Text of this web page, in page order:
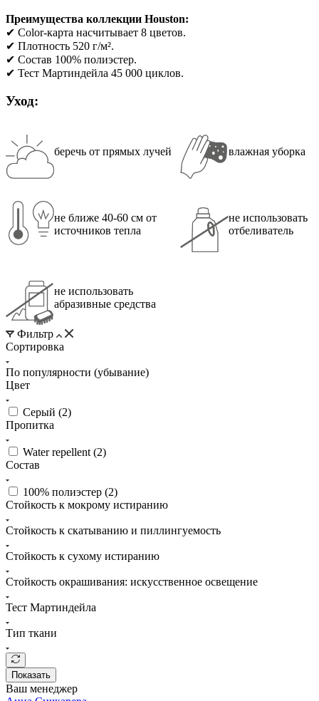
Преимущества коллекции Houston:
✔ Color-карта насчитывает 8 цветов.
✔ Плотность 520 г/м².
✔ Состав 100% полиэстер.
✔ Тест Мартиндейла 45 000 циклов.
Уход:
беречь от прямых лучей влажная уборка
не ближе 40-60 см от
источников тепла
не использовать
отбеливатель
не использовать
абразивные средства
Фильтр
Сортировка
По популярности (убывание)
Цвет
Серый (2)
Пропитка
Water repellent (2)
Состав
100% полиэстер (2)
Стойкость к мокрому истиранию
Стойкость к скатыванию и пиллингуемость
Стойкость к сухому истиранию
Стойкость окрашивания: искусственное освещение
Тест Мартиндейла
Тип ткани
Показать
Ваш менеджер